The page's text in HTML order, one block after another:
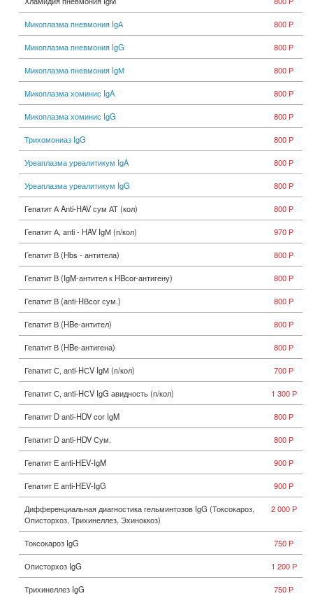
Микоплазма пневмония IgА 800 Р
Микоплазма пневмония IgG 800 Р
Микоплазма пневмония IgМ 800 Р
Микоплазма хоминис IgA 800 Р
Микоплазма хоминис IgG 800 Р
Трихомониаз IgG 800 Р
Уреаплазма уреалитикум IgA 800 Р
Уреаплазма уреалитикум IgG 800 Р
Гепатит А Anti-HAV сум АТ (кол) 800 Р
Гепатит А, anti - HAV IgМ (п/кол) 970 Р
Гепатит В (Hbs - антитела) 800 Р
Гепатит В (IgM-антител к HBcor-антигену) 800 Р
Гепатит В (anti-HВcor сум.) 800 Р
Гепатит В (HBe-антител) 800 Р
Гепатит В (HBe-антигена) 800 Р
Гепатит С, anti-HСV IgМ (п/кол) 700 Р
Гепатит С, anti-HСV IgG авидность (п/кол) 1 300 Р
Гепатит D anti-HDV cor IgM 800 Р
Гепатит D anti-HDV Сум. 800 Р
Гепатит Е аnti-HEV-IgM 900 Р
Гепатит Е аnti-HEV-IgG 900 Р
Дифференциальная диагностика гельминтозов IgG (Токсокароз,
Описторхоз, Трихинеллез, Эхиноккоз)
2 000 Р
Токсокароз IgG 750 Р
Описторхоз IgG 1 200 Р
Трихинеллез IgG 750 Р